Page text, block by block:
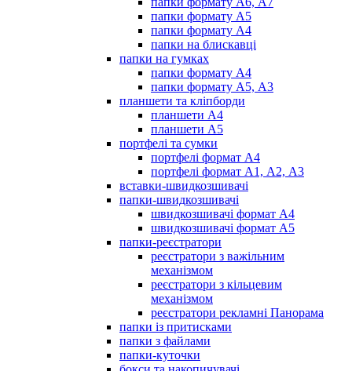
папки формату А5
папки формату А4
папки на блискавці
папки на гумках
папки формату А4
папки формату А5, А3
планшети та кліпборди
планшети А4
планшети А5
портфелі та сумки
портфелі формат А4
портфелі формат А1, А2, А3
вставки-швидкозшивачі
папки-швидкозшивачі
швидкозшивачі формат А4
швидкозшивачі формат А5
папки-реєстратори
реєстратори з важільним
механізмом
реєстратори з кільцевим
механізмом
реєстратори рекламні Панорама
папки із притисками
папки з файлами
папки-куточки